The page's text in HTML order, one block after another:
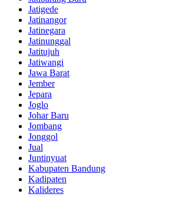
Jatigede
Jatinangor
Jatinegara
Jatinunggal
Jatitujuh
Jatiwangi
Jawa Barat
Jember
Jepara
Joglo
Johar Baru
Jombang
Jonggol
Jual
Juntinyuat
Kabupaten Bandung
Kadipaten
Kalideres